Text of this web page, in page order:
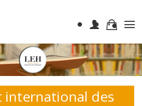
international des